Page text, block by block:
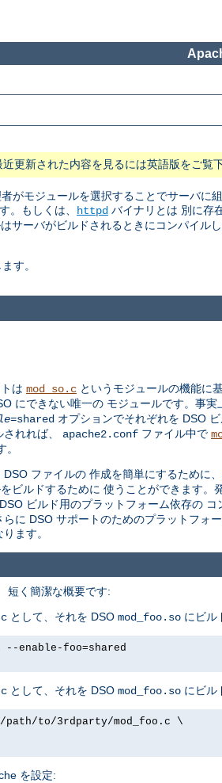
更新された内容を見るには英語版をご覧下
がモジュールを選択することでサーバに
。もしくは、 httpd バイナリとは 別に存
サーバがビルドされるときにコンパイル
す。
は mod_so.c というモジュールの機能に
にできない唯一の モジュールです。事
=shared オプションでそれぞれを DSO
れれば、 apache2.conf ファイル中で
ファイルの 作成を簡単にするために、
ビルドするために 使うことができます。
ビルド用のプラットフォーム依存の コ
に DSO サポートのためのプラットフォ
ます。
短く簡潔な概要です:
として、それを DSO mod_foo.so にビル
foo=shared
として、それを DSO mod_foo.so にビル
path/to/3rdparty/mod_foo.c \
を設定: